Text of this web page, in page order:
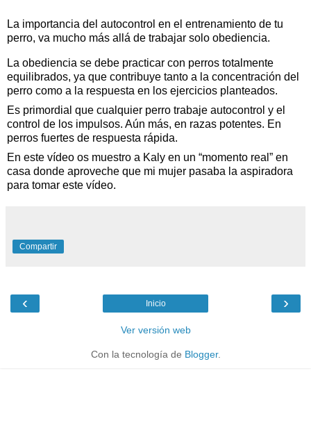
La importancia del autocontrol en el entrenamiento de tu
perro, va mucho más allá de trabajar solo obediencia.
La obediencia se debe practicar con perros totalmente
equilibrados, ya que contribuye tanto a la concentración del
perro como a la respuesta en los ejercicios planteados.
Es primordial que cualquier perro trabaje autocontrol y el
control de los impulsos. Aún más, en razas potentes. En
perros fuertes de respuesta rápida.
En este vídeo os muestro a Kaly en un “momento real” en
casa donde aproveche que mi mujer pasaba la aspiradora
para tomar este vídeo.
Compartir
‹ ›
Inicio
Ver versión web
Con la tecnología de Blogger.